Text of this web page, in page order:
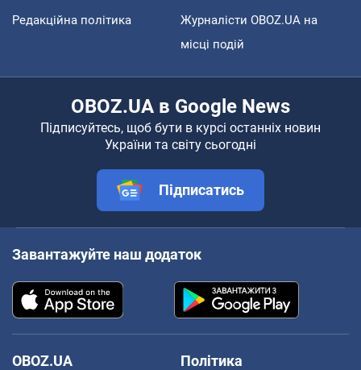
Редакційна політика
Журналісти OBOZ.UA на
місці подій
OBOZ.UA в Google News
Підписуйтесь, щоб бути в курсі останніх новин
України та світу сьогодні
Підписатись
Завантажуйте наш додаток
OBOZ.UA
Політика